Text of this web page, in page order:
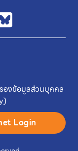
องข้อมูลส่วนบุคคล
Login